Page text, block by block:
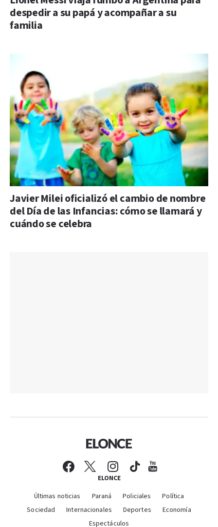
despedir a su papá y acompañar a su
familia
Javier Milei oficializó el cambio de nombre
del Día de las Infancias: cómo se llamará y
cuándo se celebra
ELONCE
Últimas noticias Paraná Policiales
Política
Sociedad
Internacionales Deportes
Economía
Espectáculos